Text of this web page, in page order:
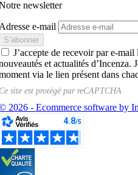
newsletter
e-mail
J’accepte de recevoir par e-
et actualités d’Incenza.
via le lien présent dans
site est protégé parreCAPTCHA
2026 - Ecommerce software by